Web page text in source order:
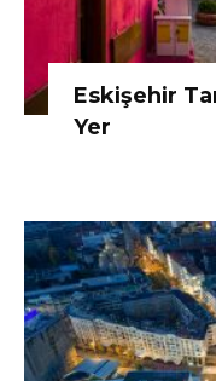
Eskişehir
Yer